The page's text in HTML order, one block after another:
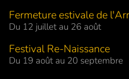
Fermeture estivale de
Du 12 juillet au 26 août
Festival Re-Naissance
Du 19 août au 20 septembre